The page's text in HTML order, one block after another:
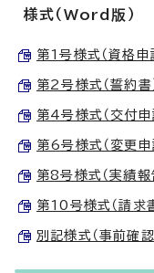
様式（Word版）
第1号様式（資格
第2号様式（誓約
第4号様式（交付
第6号様式（変更
第8号様式（実績
第10号様式（請
別記様式（事前確